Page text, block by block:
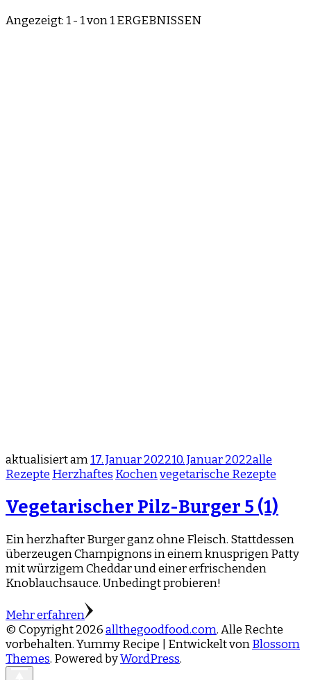
Angezeigt: 1 - 1 von 1 ERGEBNISSEN
aktualisiert am17. Januar 202210. Januar 2022alle
Rezepte Herzhaftes Kochenvegetarische Rezepte
Vegetarischer Pilz-Burger 5 (1)
Ein herzhafter Burger ganz ohne Fleisch. Stattdessen
überzeugen Champignons in einem knusprigen Patty
mit würzigem Cheddar und einer erfrischenden
Knoblauchsauce. Unbedingt probieren!
Mehr erfahren
© Copyright 2026allthegoodfood.com. Alle Rechte
vorbehalten. Yummy Recipe | Entwickelt vonBlossom
Themes. Powered byWordPress.